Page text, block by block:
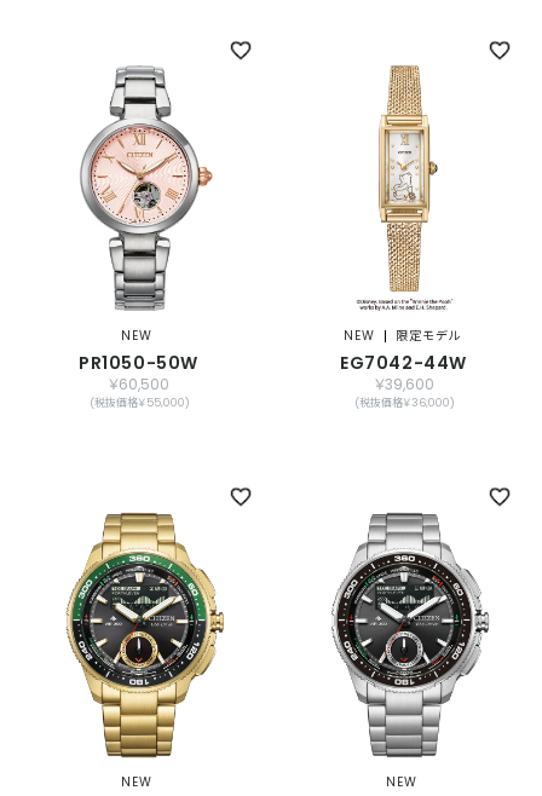
NEW
PR1050-50W
￥60,500
(税抜価格￥55,000)
限定モデル
NEW
EG7042-44W
￥39,600
(税抜価格￥36,000)
NEW NEW